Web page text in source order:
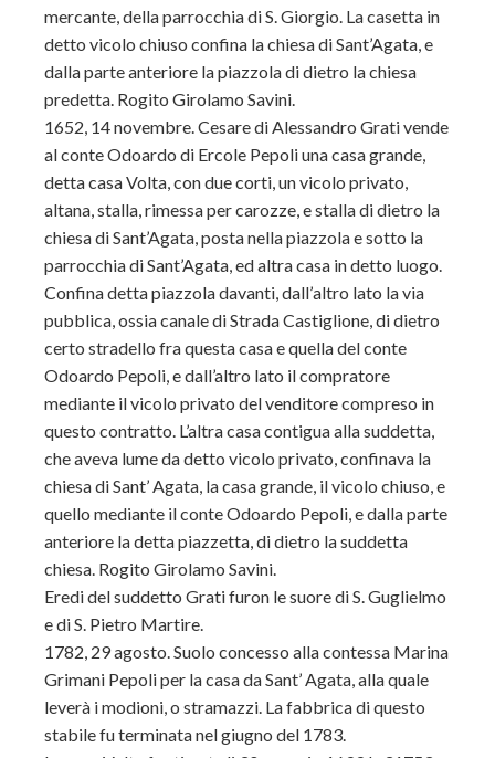
mercante, della parrocchia di S. Giorgio. La casetta in
detto vicolo chiuso confina la chiesa di Sant’Agata, e
dalla parte anteriore la piazzola di dietro la chiesa
predetta. Rogito Girolamo Savini.
1652, 14 novembre. Cesare di Alessandro Grati vende
al conte Odoardo di Ercole Pepoli una casa grande,
detta casa Volta, con due corti, un vicolo privato,
altana, stalla, rimessa per carozze, e stalla di dietro la
chiesa di Sant’Agata, posta nella piazzola e sotto la
parrocchia di Sant’Agata, ed altra casa in detto luogo.
Confina detta piazzola davanti, dall’altro lato la via
pubblica, ossia canale di Strada Castiglione, di dietro
certo stradello fra questa casa e quella del conte
Odoardo Pepoli, e dall’altro lato il compratore
mediante il vicolo privato del venditore compreso in
questo contratto. L’altra casa contigua alla suddetta,
che aveva lume da detto vicolo privato, confinava la
chiesa di Sant’ Agata, la casa grande, il vicolo chiuso, e
quello mediante il conte Odoardo Pepoli, e dalla parte
anteriore la detta piazzetta, di dietro la suddetta
chiesa. Rogito Girolamo Savini.
Eredi del suddetto Grati furon le suore di S. Guglielmo
e di S. Pietro Martire.
1782, 29 agosto. Suolo concesso alla contessa Marina
Grimani Pepoli per la casa da Sant’ Agata, alla quale
leverà i modioni, o stramazzi. La fabbrica di questo
stabile fu terminata nel giugno del 1783.